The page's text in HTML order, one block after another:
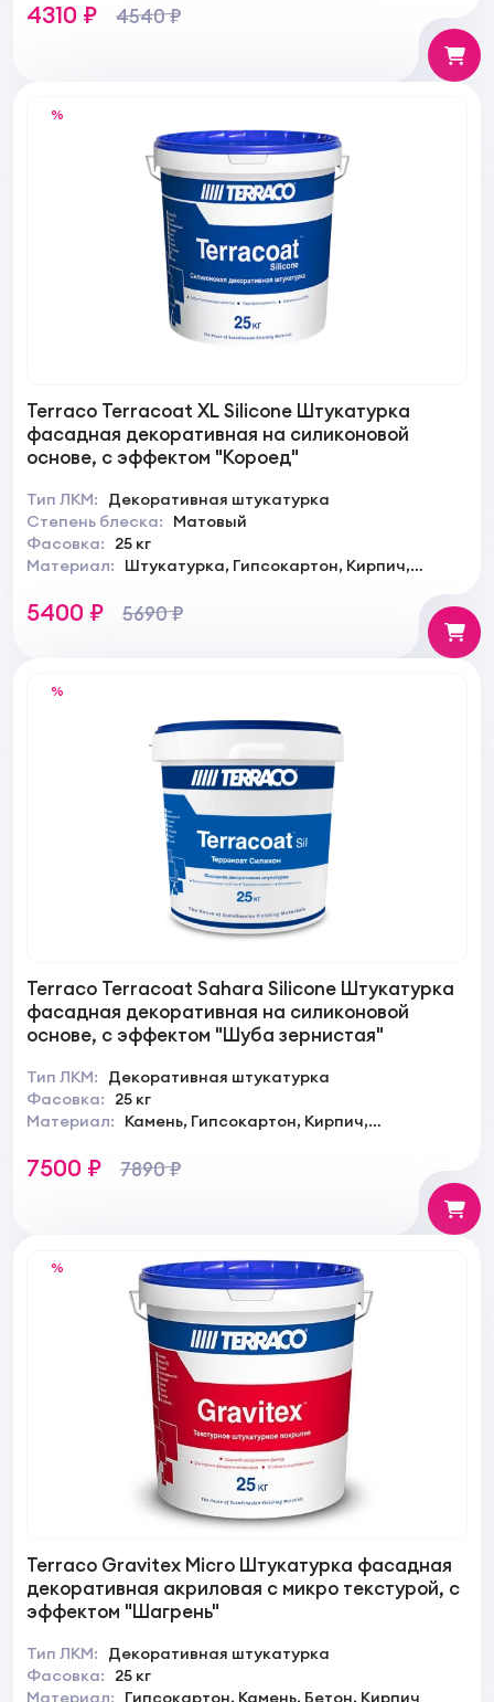
4310 ₽ 4540 ₽
%
Terraco Terracoat XL Silicone Штукатурка
фасадная декоративная на силиконовой
основе, с эффектом "Короед"
Тип ЛКМ:
Декоративная штукатурка
Степень блеска:
Матовый
Фасовка:
25 кг
Материал:
5400 ₽ 5690 ₽
%
Terraco Terracoat Sahara Silicone Штукатурка
фасадная декоративная на силиконовой
основе, с эффектом "Шуба зернистая"
Тип ЛКМ:
Декоративная штукатурка
Фасовка:
25 кг
Материал:
7500 ₽ 7890 ₽
%
Terraco Gravitex Micro Штукатурка фасадная
декоративная акриловая с микро текстурой, с
эффектом "Шагрень"
Тип ЛКМ:
Декоративная штукатурка
Фасовка:
25 кг
Материал:
Гипсокартон, Камень, Бетон, Кирпич